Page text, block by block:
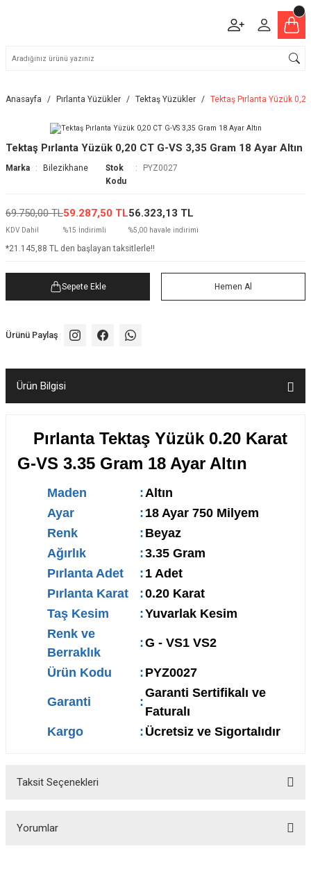
Anasayfa Pırlanta Yüzükler Tektaş Yüzükler Tektaş Pırlanta Yüzük
Tektaş Pırlanta Yüzük 0,20 CT G-VS 3,35 Gram 18 Ayar Altın
Marka Bilezikhane
Stok
Kodu
PYZ0027
69.750,00 TL
KDV Dahil
59.287,50 TL
%15 İndirimli
56.323,13 TL
%5,00 havale indirimi
*21.145,88 TL den başlayan taksitlerle!!
Sepete Ekle Hemen Al
Ürünü Paylaş
Ürün Bilgisi
Pırlanta Tektaş Yüzük 0.20 Karat
G-VS 3.35 Gram 18 Ayar Altın
Maden :Altın
Ayar
: 18 Ayar 750 Milyem
Renk
: Beyaz
Ağırlık
:3.35 Gram
Pırlanta Adet
: 1 Adet
Pırlanta Karat
:0.20 Karat
Taş Kesim
:Yuvarlak Kesim
Renk ve
Berraklık
:G - VS1 VS2
Ürün Kodu : PYZ0027
Garanti :
Garanti Sertifikalı ve
Faturalı
Kargo
: Ücretsiz ve Sigortalıdır
Taksit Seçenekleri
Yorumlar